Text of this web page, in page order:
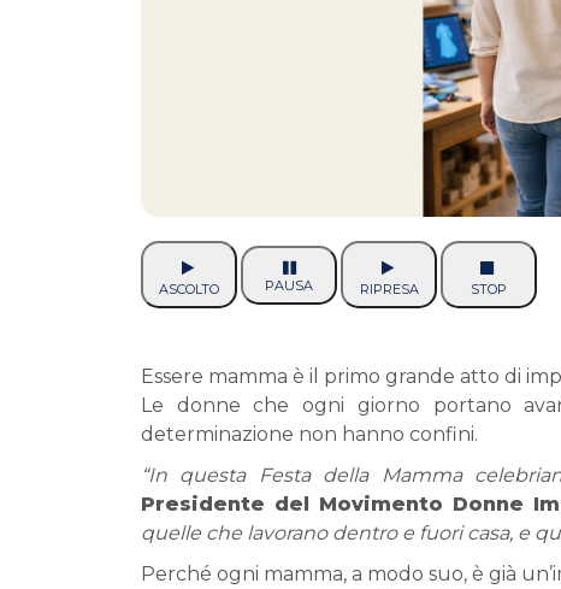
ASCOLTO PAUSA RIPRESA STOP
Essere mamma è il primo grande atto di
Le donne che ogni giorno portano
determinazione non hanno confini.
“In questa Festa della Mamma
Presidente del Movimento Donne
quelle che lavorano dentro e fuori casa, e
Perché ogni mamma, a modo suo, è già